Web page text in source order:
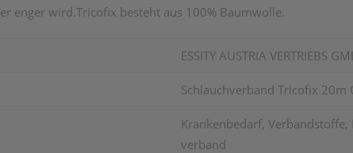
enger wird.Tricofix besteht aus 100% Baumwolle.
ESSITY AUSTRIA VERTRIEBS
Schlauchverband Tricofix 20m
Krankenbedarf,
verband